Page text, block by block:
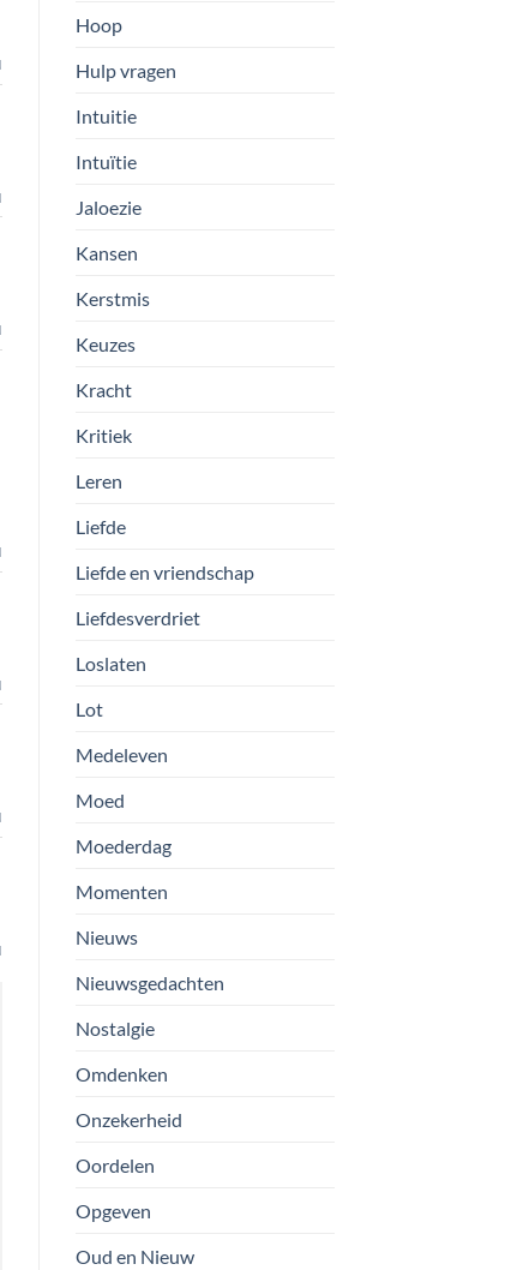
Hoop
Hulp vragen
Intuitie
Intuïtie
Jaloezie
Kansen
Kerstmis
Keuzes
Kracht
Kritiek
Leren
Liefde
Liefde en vriendschap
Liefdesverdriet
Loslaten
Lot
Medeleven
Moed
Moederdag
Momenten
Nieuws
Nieuwsgedachten
Nostalgie
Omdenken
Onzekerheid
Oordelen
Opgeven
Oud en Nieuw